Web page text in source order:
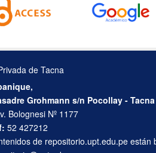
de Tacna
Grohmann s/n Pocollay - Tacna
Bolognesi Nº 1177
52 427212
de repositorio.upt.edu.pe